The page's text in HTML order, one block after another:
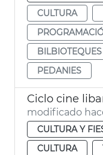
CULTURA
PEDANIES
Ciclo cine
modificado
CULTURA Y
CULTURA